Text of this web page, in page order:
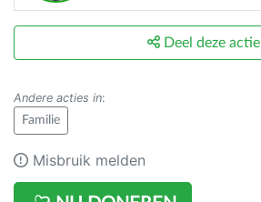
Deel deze actie
Andere acties in:
Familie
Misbruik melden